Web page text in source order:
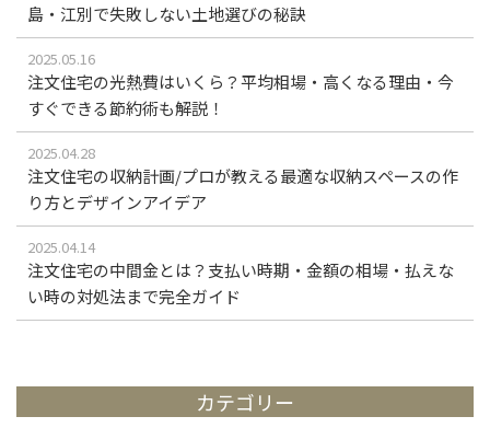
島・江別で失敗しない土地選びの秘訣
2025.05.16
注文住宅の光熱費はいくら？平均相場・高くなる理由・今
すぐできる節約術も解説！
2025.04.28
注文住宅の収納計画/プロが教える最適な収納スペースの作
り方とデザインアイデア
2025.04.14
注文住宅の中間金とは？支払い時期・金額の相場・払えな
い時の対処法まで完全ガイド
カテゴリー